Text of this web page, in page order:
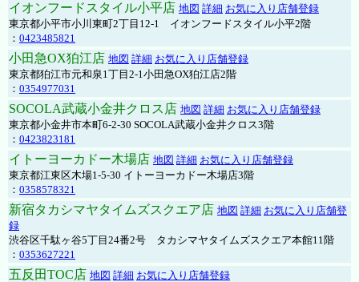
イオンフードスタイル小平店 地図 詳細 お気に入り店舗登録
東京都小平市小川東町2丁目12-1 イオンフードスタイル小平2階
： 0423485821
小田急OX狛江店 地図 詳細 お気に入り店舗登録
東京都狛江市元和泉1丁目2-1小田急OX狛江店2階
： 0354977031
SOCOLA武蔵小金井クロス店 地図 詳細 お気に入り店舗登録
東京都小金井市本町6-2-30 SOCOLA武蔵小金井クロス3階
： 0423823181
イトーヨーカドー木場店 地図 詳細 お気に入り店舗登録
東京都江東区木場1-5-30 イトーヨーカドー木場店3階
： 0358578321
新宿タカシマヤタイムズスクエア店 地図 詳細 お気に入り店舗登
録
渋谷区千駄ヶ谷5丁目24番2号 タカシマヤタイムズスクエア本館11階
： 0353627221
五反田TOC店 地図 詳細 お気に入り店舗登録